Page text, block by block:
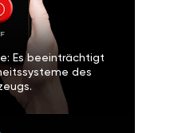
Es beeinträchtigt
des